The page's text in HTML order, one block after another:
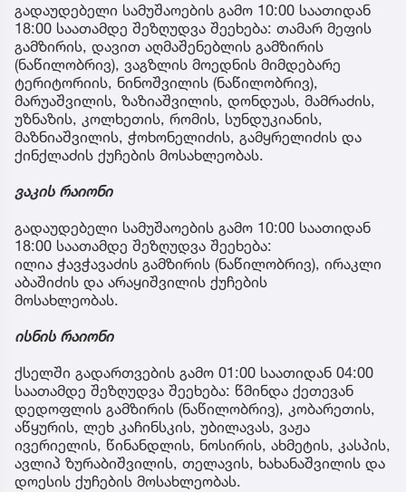
გადაუდებელი სამუშაოების გამო 10:00 საათიდან
18:00 საათამდე შეზღუდვა შეეხება: თამარ მეფის
გამზირის, დავით აღმაშენებლის გამზირის
(ნაწილობრივ), ვაგზლის მოედნის მიმდებარე
ტერიტორიის, ნინოშვილის (ნაწილობრივ),
მარუაშვილის, ზაზიაშვილის, დონდუას, მამრაძის,
უზნაზის, კოლხეთის, რომის, სუნდუკიანის,
მაზნიაშვილის, ჭოხონელიძის, გამყრელიძის და
ქინქლაძის ქუჩების მოსახლეობას.
ვაკის რაიონი
გადაუდებელი სამუშაოების გამო 10:00 საათიდან
18:00 საათამდე შეზღუდვა შეეხება:
ილია ჭავჭავაძის გამზირის (ნაწილობრივ), ირაკლი
აბაშიძის და არაყიშვილის ქუჩების
მოსახლეობას.
ისნის რაიონი
ქსელში გადართვების გამო 01:00 საათიდან 04:00
საათამდე შეზღუდვა შეეხება: წმინდა ქეთევან
დედოფლის გამზირის (ნაწილობრივ), კობარეთის,
აწყურის, ლეხ კაჩინსკის, უბილავას, ვაჟა
ივერიელის, წინანდლის, ნოსირის, ახმეტის, კასპის,
ავლიპ ზურაბიშვილის, თელავის, ხახანაშვილის და
დოესის ქუჩების მოსახლეობას.